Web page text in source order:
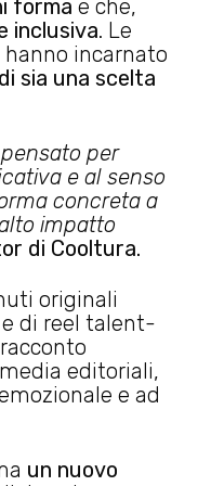
forma e che,
inclusiva. Le
hanno incarnato
sia una scelta
per
e al senso
concreta a
impatto
di Cooltura.
originali
di reel talent-
editoriali,
e ad
un nuovo